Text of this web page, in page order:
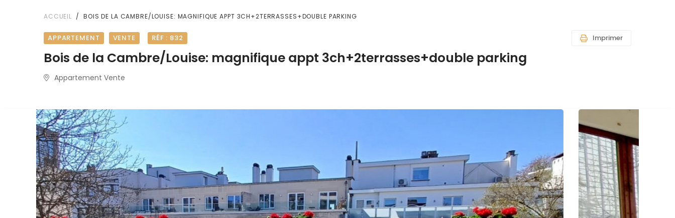
ACCUEIL BOIS DE LA CAMBRE/LOUISE: MAGNIFIQUE APPT 3CH+2TERRASSES+DOUBLE PARKING
APPARTEMENT VENTE RÉF : 832 Imprimer
Bois de la Cambre/Louise: magnifique appt 3ch+2terrasses+double parking
Appartement Vente